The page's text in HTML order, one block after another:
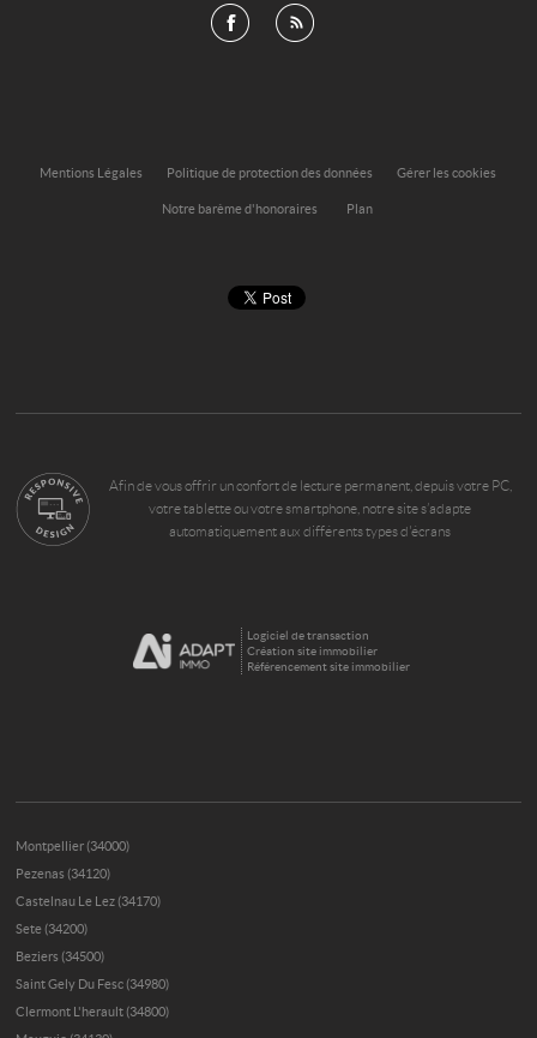
Mentions Légales Politique de protection des données Gérer les cookies
Notre barème d'honoraires Plan
Afin de vous offrir un confort de lecture permanent, depuis votre PC,
votre tablette ou votre smartphone, notre site s’adapte
automatiquement aux différents types d'écrans
Logiciel de transaction
Création site immobilier
Référencement site immobilier
Montpellier (34000)
Pezenas (34120)
Castelnau Le Lez (34170)
Sete (34200)
Beziers (34500)
Saint Gely Du Fesc (34980)
Clermont L'herault (34800)